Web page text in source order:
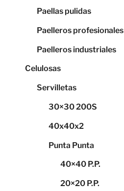
Paellas pulidas
Paelleros profesionales
Paelleros industriales
Celulosas
Servilletas
30×30 200S
40x40x2
Punta Punta
40×40 P.P.
20×20 P.P.